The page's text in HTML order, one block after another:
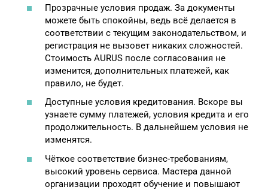
Прозрачные условия продаж. За документы
можете быть спокойны, ведь всё делается в
соответствии с текущим законодательством, и
регистрация не вызовет никаких сложностей.
Стоимость AURUS после согласования не
изменится, дополнительных платежей, как
правило, не будет.
Доступные условия кредитования. Вскоре вы
узнаете сумму платежей, условия кредита и его
продолжительность. В дальнейшем условия не
изменятся.
Чёткое соответствие бизнес-требованиям,
высокий уровень сервиса. Мастера данной
организации проходят обучение и повышают